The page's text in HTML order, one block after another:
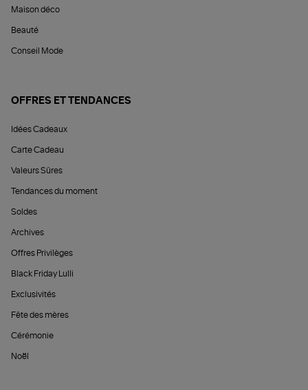
Maison déco
Beauté
Conseil Mode
OFFRES ET TENDANCES
Idées Cadeaux
Carte Cadeau
Valeurs Sûres
Tendances du moment
Soldes
Archives
Offres Privilèges
Black Friday Lulli
Exclusivités
Fête des mères
Cérémonie
Noël